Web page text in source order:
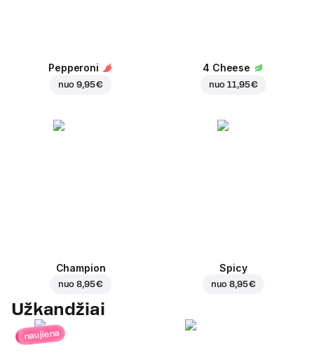
Pepperoni
nuo9,95 €
4 Cheese
nuo11,95 €
Champion
nuo8,95 €
Spicy
nuo8,95 €
Užkandžiai
naujiena